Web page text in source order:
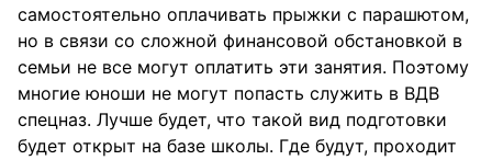
самостоятельно оплачивать прыжки с парашютом,
но в связи со сложной финансовой обстановкой в
семьи не все могут оплатить эти занятия. Поэтому
многие юноши не могут попасть служить в ВДВ
спецназ. Лучше будет, что такой вид подготовки
будет открыт на базе школы. Где будут, проходит